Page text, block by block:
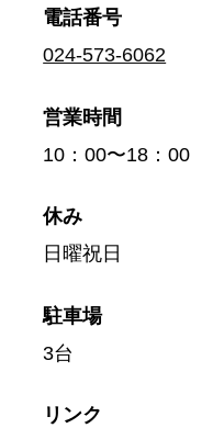
電話番号
024-573-6062
営業時間
10：00〜18：00
休み
日曜祝日
駐車場
3台
リンク